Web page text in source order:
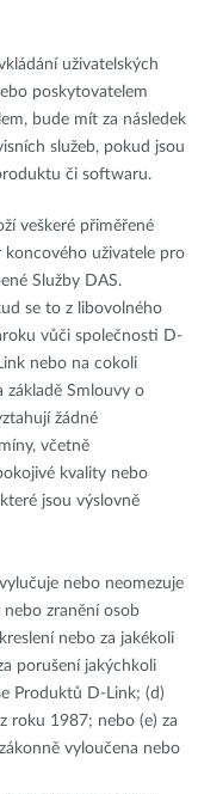
uživatelských
poskytovatelem
bude mít za následek
služeb, pokud jsou
či softwaru.
veškeré přiměřené
uživatele pro
Služby DAS.
se to z libovolného
vůči společnosti D-
nebo na cokoli
Smlouvy o
žádné
včetně
kvality nebo
jsou výslovně
nebo neomezuje
zranění osob
nebo za jakékoli
porušení jakýchkoli
Produktů D-Link; (d)
roku 1987; nebo (e) za
vyloučena nebo